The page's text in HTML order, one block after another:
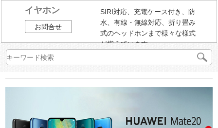
イヤホン
お問合せ
SIRI対応、充電ケース付き、防
水、有線・無線対応、折り畳み
式のヘッドホンまで様々な様式
が揃えています。